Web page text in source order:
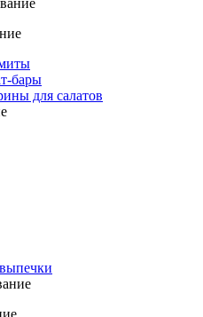
бары
для салатов